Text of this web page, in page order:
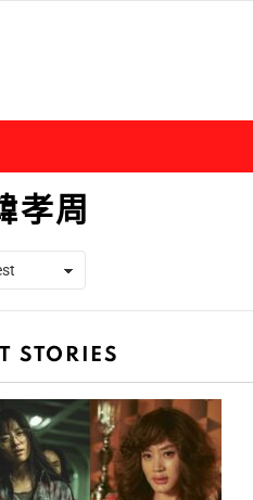
孝周
STORIES